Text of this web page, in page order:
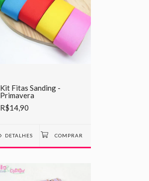
Kit Fitas Sanding -
Primavera
R$14,90
DETALHES